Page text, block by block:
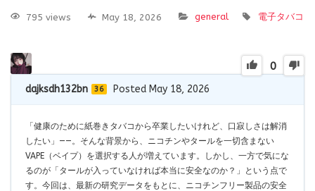
795 views May 18, 2026 general 電子タバコ
0
dajksdh132bn 36 Posted May 18, 2026
「健康のために紙巻きタバコから卒業したいけれど、口寂しさは解消
したい」——。そんな背景から、ニコチンやタールを一切含まない
VAPE（ベイプ）を選択する人が増えています。しかし、一方で気にな
るのが「タールが入っていなければ本当に安全なのか？」という点で
す。今回は、最新の研究データをもとに、ニコチンフリー製品の安全